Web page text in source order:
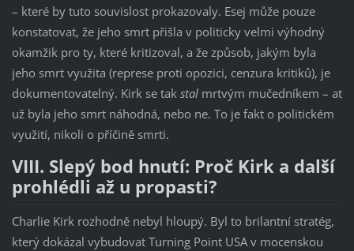
– které by tuto souvislost prokazovaly. Esej může pouze
konstatovat, že jeho smrt přišla v politicky velmi výhodný
okamžik pro ty, které kritizoval, a že způsob, jakým byla
jeho smrt využita (represe proti opozici, cenzura kritiků), je
dokumentovatelný. Kirk se tak stalmrtvým mučedníkem – ať
už byla jeho smrt náhodná, nebo ne. To je fakt o politickém
využití, nikoli o příčině smrti.
VIII. Slepý bod hnutí: Proč Kirk a další
prohlédli až u propasti?
Charlie Kirk rozhodně nebyl hloupý. Byl to brilantní stratég,
který dokázal vybudovat Turning Point USA v mocenskou